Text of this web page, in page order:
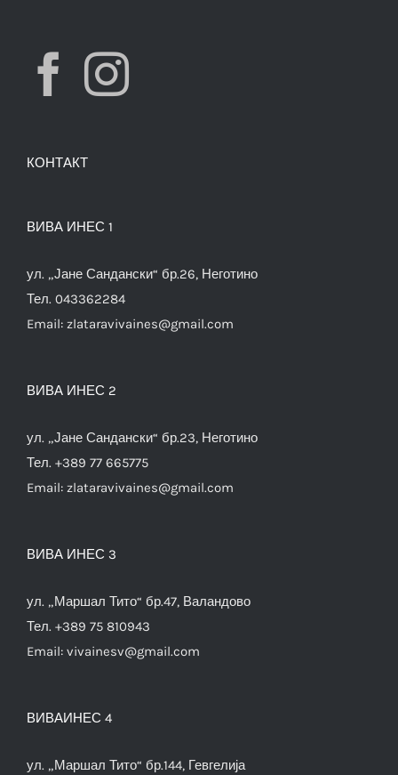
КОНТАКТ
ВИВА ИНЕС 1
ул. „Јане Сандански“ бр.26, Неготино
Тел. 043362284
Email: zlataravivaines@gmail.com
ВИВА ИНЕС 2
ул. „Јане Сандански“ бр.23, Неготино
Тел. +389 77 665775
Email: zlataravivaines@gmail.com
ВИВА ИНЕС 3
ул. „Маршал Тито“ бр.47, Валандово
Тел. +389 75 810943
Email: vivainesv@gmail.com
ВИВАИНЕС 4
ул. „Маршал Тито“ бр.144, Гевгелија